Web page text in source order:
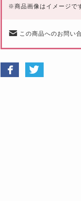
※商品画像はイメージで
この商品へのお問い